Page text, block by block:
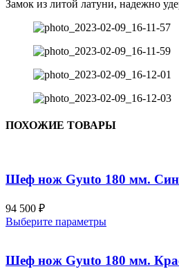
Замок из литой латуни, надежно
ПОХОЖИЕ ТОВАРЫ
Шеф нож Gyuto 180 мм.
94 500 ₽
Выберите параметрыЭтот
несколько
Шеф нож Gyuto 180 мм.